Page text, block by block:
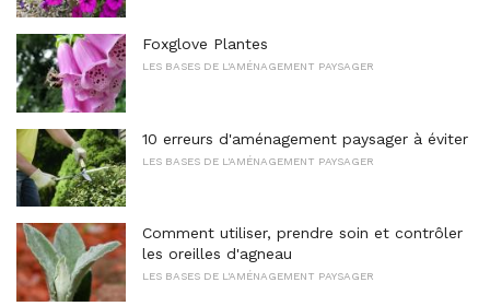
Foxglove Plantes
LES BASES DE L'AMÉNAGEMENT PAYSAGER
10 erreurs d'aménagement paysager à éviter
LES BASES DE L'AMÉNAGEMENT PAYSAGER
Comment utiliser, prendre soin et contrôler
les oreilles d'agneau
LES BASES DE L'AMÉNAGEMENT PAYSAGER